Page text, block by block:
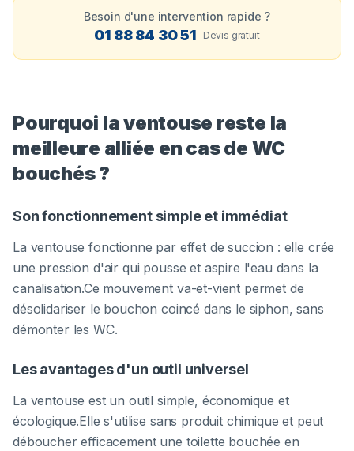
Besoin d'une intervention rapide ?
01 88 84 30 51- Devis gratuit
Pourquoi la ventouse reste la
meilleure alliée en cas de WC
bouchés ?
Son fonctionnement simple et immédiat
La ventouse fonctionne par effet de succion : elle crée
une pression d'air qui pousse et aspire l'eau dans la
canalisation.Ce mouvement va-et-vient permet de
désolidariser le bouchon coincé dans le siphon, sans
démonter les WC.
Les avantages d'un outil universel
La ventouse est un outil simple, économique et
écologique.Elle s'utilise sans produit chimique et peut
déboucher efficacement une toilette bouchée en